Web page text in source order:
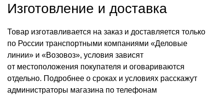
Изготовление и доставка
Товар изготавливается на заказ и доставляется только
по России транспортными компаниями «Деловые
линии» и «Возовоз», условия зависят
от местоположения покупателя и оговариваются
отдельно. Подробнее о сроках и условиях расскажут
администраторы магазина по телефонам